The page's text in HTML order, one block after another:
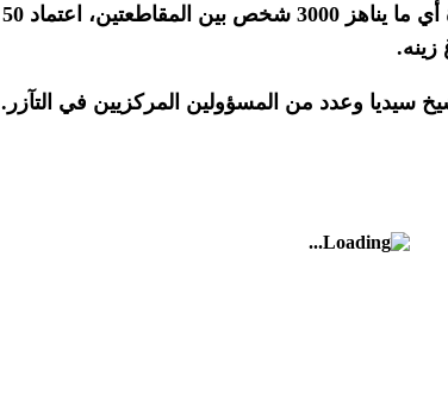
سيديا وعدد من المسؤولين المركزيين في التآزر.